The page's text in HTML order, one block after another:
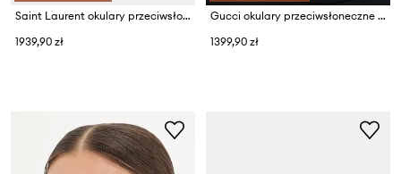
Saint Laurent okulary przeciwsłoneczne damskie
1939,90 zł
Gucci okulary przeciwsłoneczne damskie
1399,90 zł